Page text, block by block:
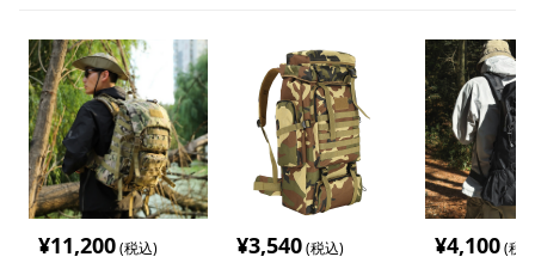
¥11,200(税込)
¥3,540(税込)
¥4,100(税